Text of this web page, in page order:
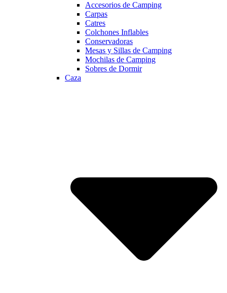
Accesorios de Camping
Carpas
Catres
Colchones Inflables
Conservadoras
Mesas y Sillas de Camping
Mochilas de Camping
Sobres de Dormir
Caza